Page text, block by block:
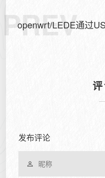
PREV
openwrt/LEDE通过
或者4G网卡上网
发布评论